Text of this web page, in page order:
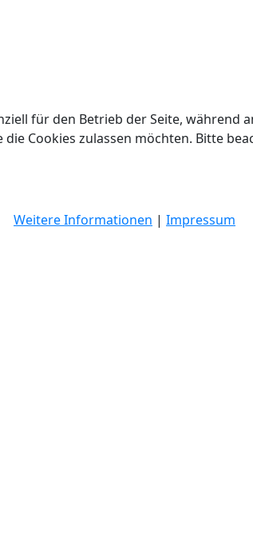
für den Betrieb der Seite,
Cookies zulassen möchten. Bitte
Weitere Informationen | Impressum